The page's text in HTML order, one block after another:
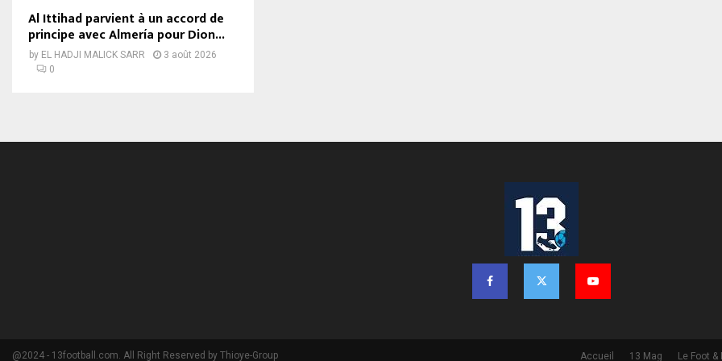
Al Ittihad parvient à un accord de
principe avec Almería pour Dion...
by EL HADJI MALICK SARR
3 août 2026
0
@2024 - 13football.com. All Right Reserved by Thioye-Group Accueil 13 Mag Le Foot &